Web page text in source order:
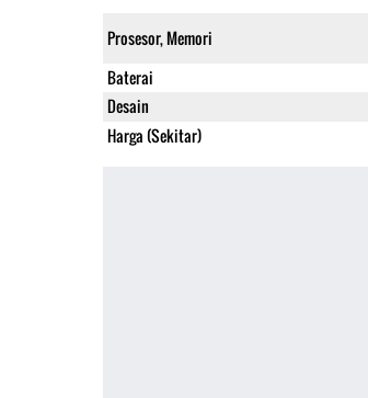
Prosesor, Memori
Baterai
Desain
Harga (Sekitar)